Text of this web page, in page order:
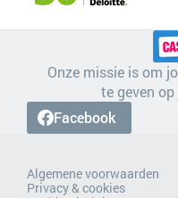
Onze missie is om
te geven
Facebook
Algemene voorwaarden
Privacy & cookies